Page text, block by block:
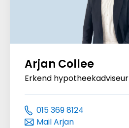
Arjan Collee
Erkend hypotheekadviseur
015 369 8124
Mail Arjan